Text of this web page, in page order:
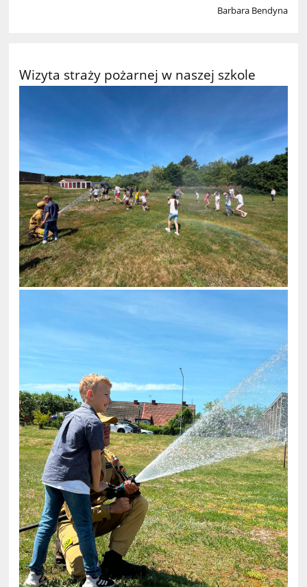
Barbara Bendyna
Wizyta straży pożarnej w naszej szkole